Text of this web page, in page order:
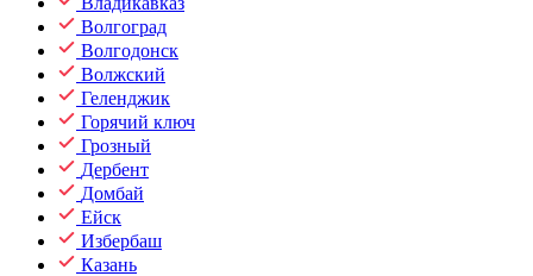
Волгоград
Волгодонск
Волжский
Геленджик
Горячий ключ
Грозный
Дербент
Домбай
Ейск
Избербаш
Казань